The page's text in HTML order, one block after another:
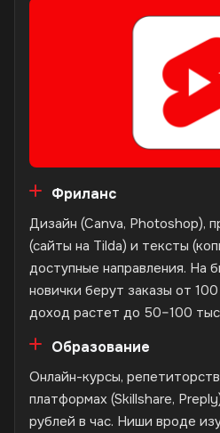
Фриланс
Дизайн (Canva, Photoshop),
(сайты на Tilda) и тексты
доступные направления. На
новички берут заказы от
доход растет до 50–100
Образование
Онлайн-курсы,
платформах (Skillshare,
рублей в час. Ниши вроде